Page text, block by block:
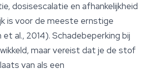
dosisescalatie en afhankelijkheid
is voor de meeste ernstige
et al., 2014). Schadebeperking bij
maar vereist dat je de stof
van als een